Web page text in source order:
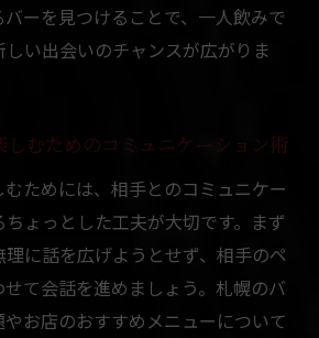
ーを見つけることで、一人飲みで
い出会いのチャンスが広がりま
しむためのコミュニケーション術
ためには、相手とのコミュニケー
ょっとした工夫が大切です。まず
に話を広げようとせず、相手のペ
て会話を進めましょう。札幌のバ
お店のおすすめメニューについて